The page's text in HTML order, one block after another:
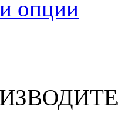
опции